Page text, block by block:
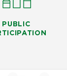
PUBLIC